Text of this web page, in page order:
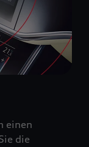
einen
die